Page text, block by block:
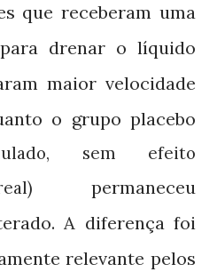
que receberam uma
drenar o líquido
maior velocidade
o grupo placebo
sem efeito
permaneceu
A diferença foi
relevante pelos